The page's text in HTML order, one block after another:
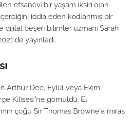
efsanevi bir yaşam iksiri olan
iddia eden kodlanmış bir
dijital beşeri bilimler uzmanı Sarah
yayınladı.
Arthur Dee, Eylül veya Ekim
Kilisesi'ne gömüldü. El
çoğu Sir Thomas Browne'a miras